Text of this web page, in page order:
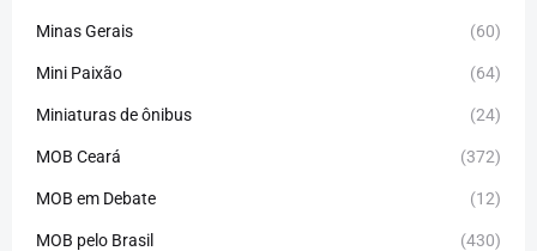
Minas Gerais (60)
Mini Paixão (64)
Miniaturas de ônibus (24)
MOB Ceará (372)
MOB em Debate (12)
MOB pelo Brasil (430)